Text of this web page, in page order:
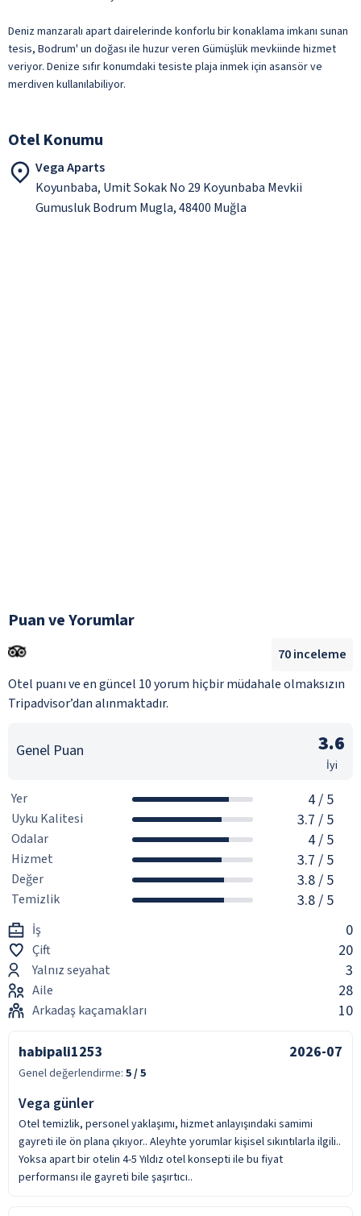
Deniz manzaralı apart dairelerinde konforlu bir konaklama imkanı sunan
tesis, Bodrum' un doğası ile huzur veren Gümüşlük mevkiinde hizmet
veriyor. Denize sıfır konumdaki tesiste plaja inmek için asansör ve
merdiven kullanılabiliyor.
Otel Konumu
Vega Aparts
Koyunbaba, Umit Sokak No 29 Koyunbaba Mevkii
Gumusluk Bodrum Mugla, 48400 Muğla
Puan ve Yorumlar
Otel puanı ve en güncel 10 yorum hiçbir müdahale olmaksızın
Tripadvisor’dan alınmaktadır.
70inceleme
Genel Puan 3.6
İyi
Yer 4/ 5
Uyku Kalitesi 3.7 / 5
Odalar 4/ 5
Hizmet 3.7 / 5
Değer 3.8/ 5
Temizlik 3.8/ 5
İş 0
Çift 20
Yalnız seyahat 3
Aile 28
Arkadaş kaçamakları 10
habipali1253 2026-07
Genel değerlendirme: 5/ 5
Vega günler
Otel temizlik, personel yaklaşımı, hizmet anlayışındaki samimi
gayreti ile ön plana çıkıyor.. Aleyhte yorumlar kişisel sıkıntılarla ilgili..
Yoksa apart bir otelin 4-5 Yıldız otel konsepti ile bu fiyat
performansı ile gayreti bile şaşırtıcı..